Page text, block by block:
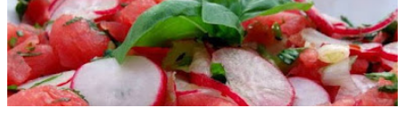
s
t
a
g